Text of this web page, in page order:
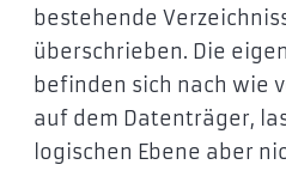
bestehende
überschrieben. Die
befinden sich nach wie
auf dem Datenträger,
logischen Ebene aber